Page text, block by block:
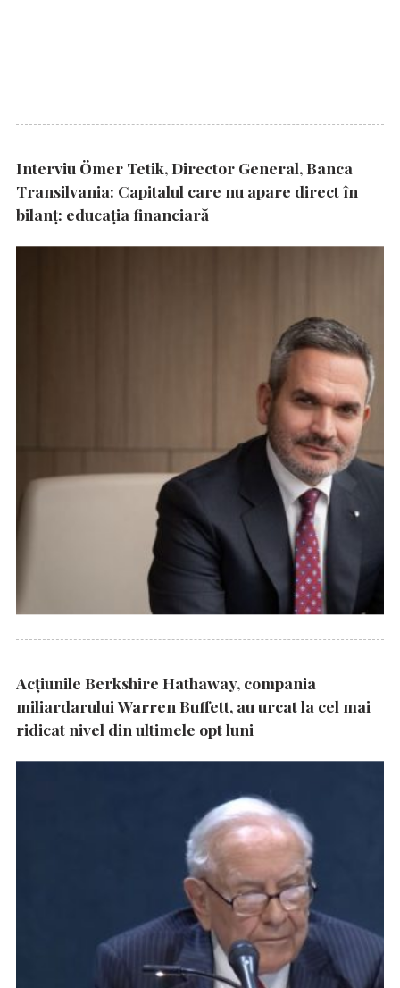
Interviu Ömer Tetik, Director General, Banca
Transilvania: Capitalul care nu apare direct în
bilanț: educația financiară
Acțiunile Berkshire Hathaway, compania
miliardarului Warren Buffett, au urcat la cel mai
ridicat nivel din ultimele opt luni